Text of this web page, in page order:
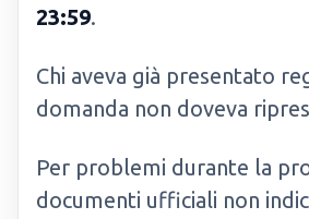
23:59.
Chi aveva già presentato
domanda non doveva
Per problemi durante la
documenti ufficiali non